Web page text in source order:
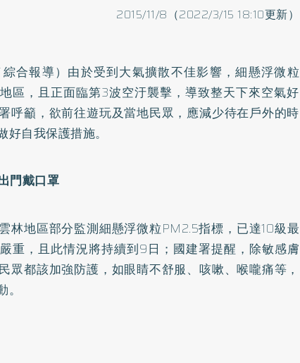
2015/11/8（2022/3/15 18:10更新）
綜合報導）由於受到大氣擴散不佳影響，細懸浮微粒
區，且正面臨第3波空汙襲擊，導致整天下來空氣好
呼籲，欲前往遊玩及當地民眾，應減少待在戶外的時
自我保護措施。
門戴口罩
林地區部分監測細懸浮微粒PM2.5指標，已達10級最
重，且此情況將持續到9日；國建署提醒，除敏感膚
眾都該加強防護，如眼睛不舒服、咳嗽、喉嚨痛等，